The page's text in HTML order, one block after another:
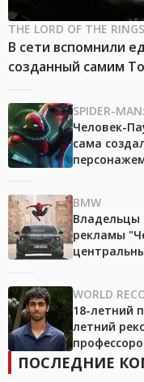
THE LORD OF THE RINGS
В сети вспомнили
созданный самим
SPIDER-
Человек-
сама
BMW
Владельцы
рекламы
WORLD
18-летний
летний
ПОСЛЕДНИЕ